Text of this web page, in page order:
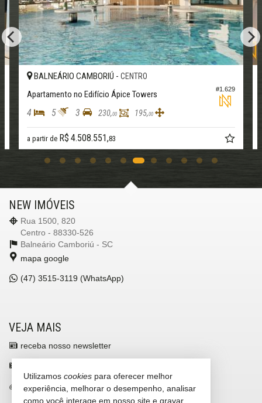
#1.629
BALNEÁRIO CAMBORIÚ -CENTRO
Apartamento no Edifício Ápice Towers
4 5 3 230,00 195,00
a partir de R$ 4.508.551,83
NEW IMÓVEIS
Rua 1500, 820
Centro - 88330-526
Balneário Camboriú - SC
mapa google
(47) 3515-3119 (WhatsApp)
VEJA MAIS
receba nosso newsletter
trabalhe conosco
Utilizamos cookies para oferecer melhor
experiência, melhorar o desempenho, analisar
como você interage em nosso site e gravar